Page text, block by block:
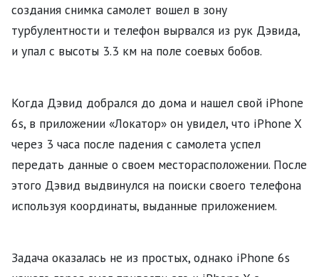
создания снимка самолет вошел в зону
турбулентности и телефон вырвался из рук Дэвида,
и упал с высоты 3.3 км на поле соевых бобов.
Когда Дэвид добрался до дома и нашел свой iPhone
6s, в приложении «Локатор» он увидел, что iPhone X
через 3 часа после падения с самолета успел
передать данные о своем месторасположении. После
этого Дэвид выдвинулся на поиски своего телефона
используя координаты, выданные приложением.
Задача оказалась не из простых, однако iPhone 6s